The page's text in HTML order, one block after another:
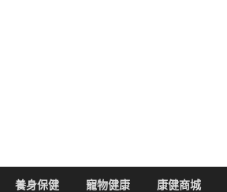
養身保健 寵物健康 康健商城